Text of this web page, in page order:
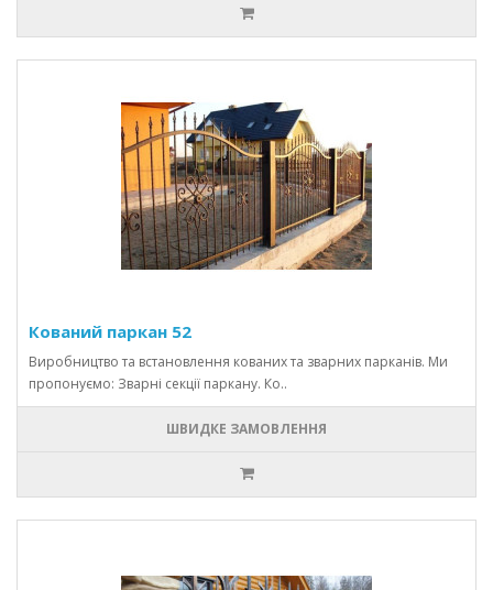
Кований паркан 52
Виробництво та встановлення кованих та зварних парканів. Ми
пропонуємо: Зварні секції паркану. Ко..
ШВИДКЕ ЗАМОВЛЕННЯ